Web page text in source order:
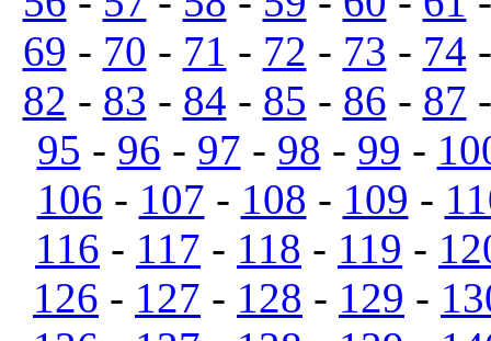
69 - 70 - 71 - 72 - 73 - 74
82 - 83 - 84 - 85 - 86 - 87
95 - 96 - 97 - 98 - 99 -
106 - 107 - 108 - 109 -
116 - 117 - 118 - 119 -
126 - 127 - 128 - 129 -